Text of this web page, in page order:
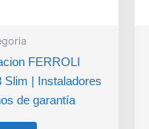
FERROLI
Slim | Instaladores
de garantía